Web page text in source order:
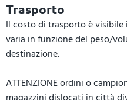
Trasporto
Il costo di trasporto è visibile
varia in funzione del peso/
destinazione.
ATTENZIONE ordini o